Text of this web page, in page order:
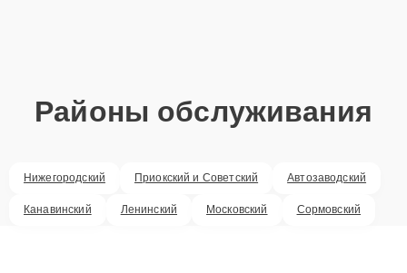
Районы обслуживания
Нижегородский Приокский и Советский Автозаводский
Канавинский Ленинский Московский Сормовский